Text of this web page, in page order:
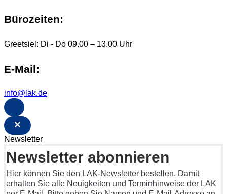
Bürozeiten:
Greetsiel: Di - Do 09.00 – 13.00 Uhr
E-Mail:
info@lak.de
×
Newsletter
Newsletter abonnieren
Hier können Sie den LAK-Newsletter bestellen. Damit
erhalten Sie alle Neuigkeiten und Terminhinweise der LAK